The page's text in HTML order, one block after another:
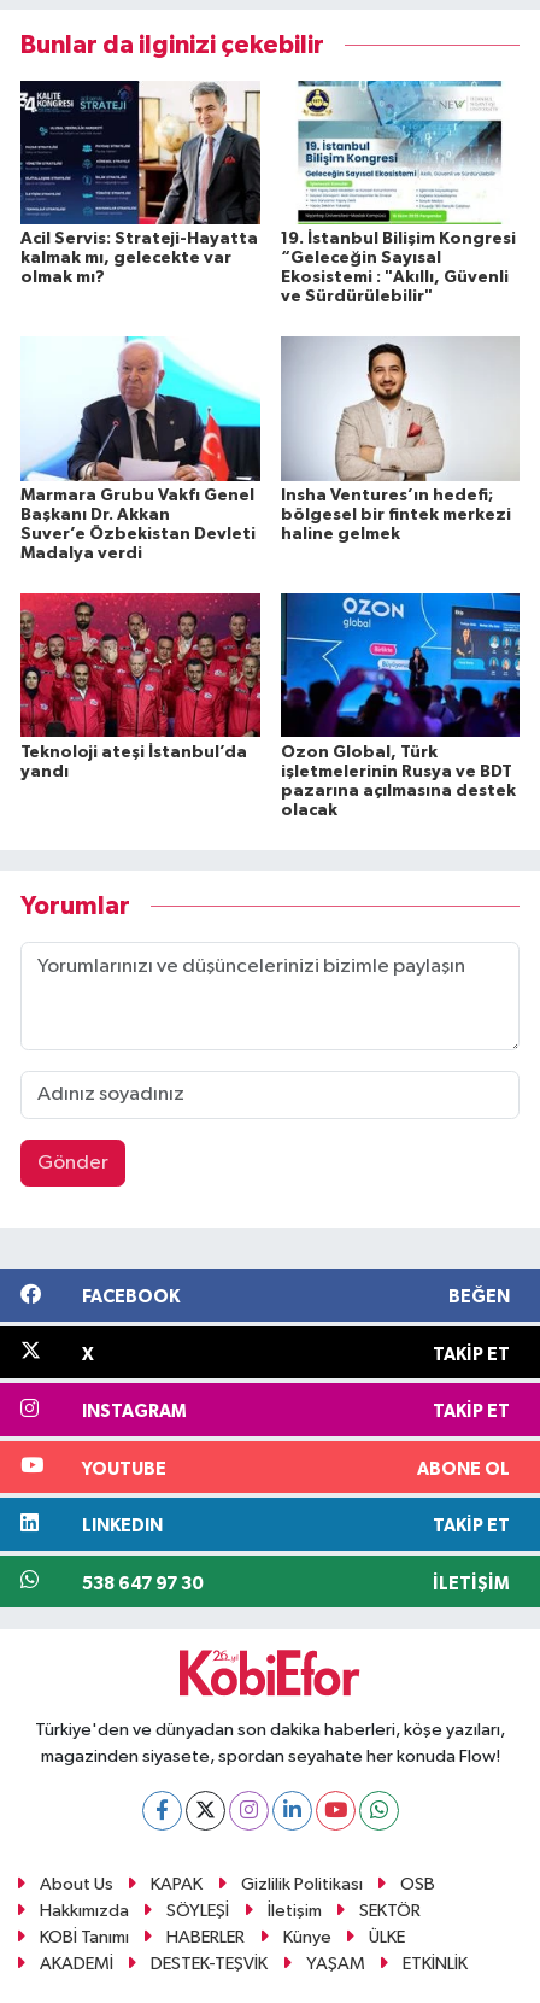
Bunlar da ilginizi çekebilir
Acil Servis: Strateji-Hayatta
kalmak mı, gelecekte var
olmak mı?
19. İstanbul Bilişim Kongresi
“Geleceğin Sayısal
Ekosistemi : "Akıllı, Güvenli
ve Sürdürülebilir"
Marmara Grubu Vakfı Genel
Başkanı Dr. Akkan
Suver’e Özbekistan Devleti
Madalya verdi
Insha Ventures’ın hedefi;
bölgesel bir fintek merkezi
haline gelmek
Teknoloji ateşi İstanbul’da
yandı
Ozon Global, Türk
işletmelerinin Rusya ve BDT
pazarına açılmasına destek
olacak
Yorumlar
Gönder
FACEBOOK BEĞEN
X TAKIP ET
INSTAGRAM TAKIP ET
YOUTUBE ABONE OL
LINKEDIN TAKIP ET
538 647 97 30 İLETIŞIM
Türkiye'den ve dünyadan son dakika haberleri, köşe yazıları,
magazinden siyasete, spordan seyahate her konuda Flow!
About Us KAPAK Gizlilik Politikası
OSB
Hakkımızda
SÖYLEŞİ İletişim
SEKTÖR
KOBİ Tanımı
HABERLER Künye
ÜLKE
AKADEMİ
DESTEK-TEŞVİK YAŞAM ETKİNLİK